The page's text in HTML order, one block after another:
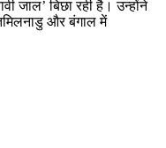
जाल’ बिछा रही है। उन्होंने
और बंगाल में